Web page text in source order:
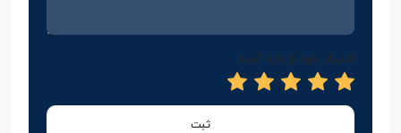
امتیاز خود را وارد کنید
ثبت